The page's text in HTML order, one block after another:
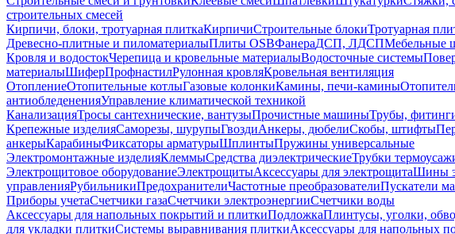
строительных смесей
Кирпичи, блоки, тротуарная плиткаКирпичиСтроительные блокиТротуарная
Древесно-плитные и пиломатериалыПлиты OSBФанераДСП, ЛДСПМебельные
Кровля и водостокЧерепица и кровельные материалыВодосточные системы
материалыШиферПрофнастилРулонная кровляКровельная вентиляция
ОтоплениеОтопительные котлыГазовые колонкиКамины, печи-камины
антиобледененияУправление климатической техникой
КанализацияТросы сантехнические, вантузыПрочистные машиныТрубы,
Крепежные изделияСаморезы, шурупыГвоздиАнкеры, дюбелиСкобы, штифты
анкерыКарабиныФиксаторы арматурыШплинтыПружины универсальные
Электромонтажные изделияКлеммыСредства диэлектрическиеТрубки
Электрощитовое оборудованиеЭлектрощитыАксессуары для электрощитаШины
управленияРубильникиПредохранителиЧастотные преобразователиПускатели
Приборы учетаСчетчики газаСчетчики электроэнергииСчетчики воды
Аксессуары для напольных покрытий и плиткиПодложкаПлинтусы, уголки,
для укладки плиткиСистемы выравнивания плиткиАксессуары для напольных